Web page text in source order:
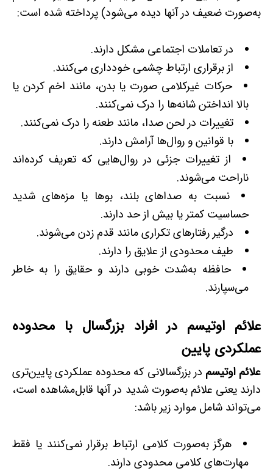
به‌صورت ضعیف در آنها دیده می‌شود) پرداخته شده است:
در تعاملات اجتماعی مشکل دارند.
از برقراری ارتباط چشمی خودداری می‌کنند.
حرکات غیرکلامی صورت یا بدن، مانند اخم کردن یا
بالا انداختن شانه‌ها را درک نمی‌کنند.
تغییرات در لحن صدا، مانند طعنه را درک نمی‌کنند.
با قوانین و روال‌ها آرامش دارند.
از تغییرات جزئی در روال‌هایی که تعریف کرده‌اند
ناراحت می‌شوند.
نسبت به صداهای بلند، بوها یا مزه‌های شدید
حساسیت کمتر یا بیش‌ از حد دارند.
درگیر رفتارهای تکراری مانند قدم زدن می‌شوند.
طیف محدودی از علایق را دارند.
حافظه به‌شدت خوبی دارند و حقایق را به خاطر
می‌سپارند.
علائم اوتیسم در افراد بزرگسال با محدوده
عملکردی پایین
علائم اوتیسم در بزرگسالانی که محدوده عملکردی پایین‌تری
دارند یعنی علائم به‌صورت شدید در آنها قابل‌مشاهده است،
می‌تواند شامل موارد زیر باشد:
هرگز به‌صورت کلامی ارتباط برقرار نمی‌کنند یا فقط
مهارت‌های کلامی محدودی دارند.